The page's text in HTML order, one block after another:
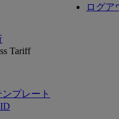
Tariff
プレート
ログア